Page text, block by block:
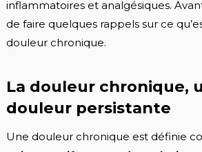
inflammatoires et analgésiques.
de faire quelques rappels sur ce
douleur chronique.
La douleur chronique,
douleur persistante
Une douleur chronique est définie